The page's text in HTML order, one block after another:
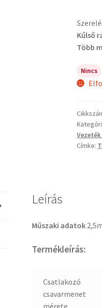
Kűlső
Több
Nincs
Címke:
Leírás
Műszaki adatok
Termékleírás:
Csatlakozó
csavarmenet
mérete